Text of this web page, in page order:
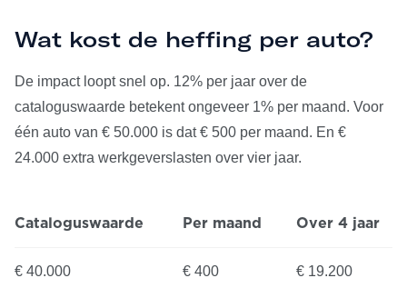
Wat kost de heffing per auto?
De impact loopt snel op. 12% per jaar over de
cataloguswaarde betekent ongeveer 1% per maand. Voor
één auto van € 50.000 is dat € 500 per maand. En €
24.000 extra werkgeverslasten over vier jaar.
Cataloguswaarde Per maand Over 4 jaar
€ 40.000 € 400 € 19.200